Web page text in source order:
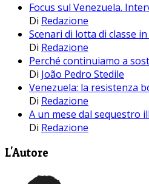
Focus sul Venezuela.
Di Redazione
Scenari di lotta di classe
Di Redazione
Perché continuiamo a
Di João Pedro Stedile
Venezuela: la resistenza
Di Redazione
A un mese dal sequestro
Di Redazione
L'Autore